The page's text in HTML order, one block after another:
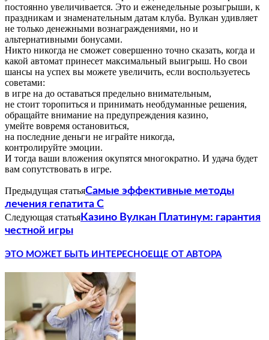
постоянно увеличивается. Это и еженедельные розыгрыши, к
праздникам и знаменательным датам клуба. Вулкан удивляет
не только денежными вознаграждениями, но и
альтернативными бонусами.
Никто никогда не сможет совершенно точно сказать, когда и
какой автомат принесет максимальный выигрыш. Но свои
шансы на успех вы можете увеличить, если воспользуетесь
советами:
в игре на до оставаться предельно внимательным,
не стоит торопиться и принимать необдуманные решения,
обращайте внимание на предупреждения казино,
умейте вовремя остановиться,
на последние деньги не играйте никогда,
контролируйте эмоции.
И тогда ваши вложения окупятся многократно. И удача будет
вам сопутствовать в игре.
Предыдущая статьяСамые эффективные методы
лечения гепатита С
Следующая статьяКазино Вулкан Платинум: гарантия
честной игры
ЭТО МОЖЕТ БЫТЬ ИНТЕРЕСНО ЕЩЕ ОТ АВТОРА